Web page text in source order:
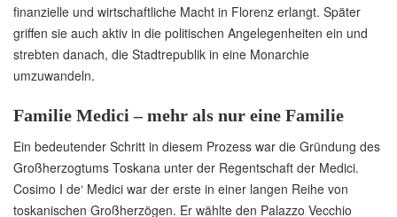
finanzielle und wirtschaftliche Macht in Florenz erlangt. Später
griffen sie auch aktiv in die politischen Angelegenheiten ein und
strebten danach, die Stadtrepublik in eine Monarchie
umzuwandeln.
Familie Medici – mehr als nur eine Familie
Ein bedeutender Schritt in diesem Prozess war die Gründung des
Großherzogtums Toskana unter der Regentschaft der Medici.
Cosimo I de‘ Medici war der erste in einer langen Reihe von
toskanischen Großherzögen. Er wählte den Palazzo Vecchio